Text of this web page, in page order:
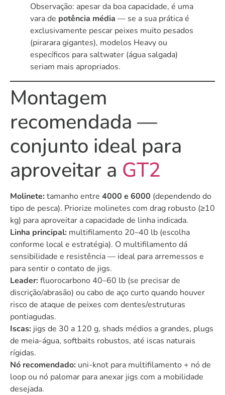
Observação: apesar da boa capacidade, é uma
vara de potência média — se a sua prática é
exclusivamente pescar peixes muito pesados
(pirarara gigantes), modelos Heavy ou
específicos para saltwater (água salgada)
seriam mais apropriados.
Montagem
recomendada —
conjunto ideal para
aproveitar a GT2
Molinete:tamanho entre 4000 e 6000 (dependendo do
tipo de pesca). Priorize molinetes com drag robusto (≥10
kg) para aproveitar a capacidade de linha indicada.
Linha principal: multifilamento 20–40 lb (escolha
conforme local e estratégia). O multifilamento dá
sensibilidade e resistência — ideal para arremessos e
para sentir o contato de jigs.
Leader:fluorocarbono 40–60 lb (se precisar de
discrição/abrasão) ou cabo de aço curto quando houver
risco de ataque de peixes com dentes/estruturas
pontiagudas.
Iscas: jigs de 30 a 120 g, shads médios a grandes, plugs
de meia-água, softbaits robustos, até iscas naturais
rígidas.
Nó recomendado: uni-knot para multifilamento + nó de
loop ou nó palomar para anexar jigs com a mobilidade
desejada.